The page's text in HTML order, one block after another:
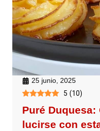
25 junio, 2025
5 (10)
Puré Duquesa:
lucirse con